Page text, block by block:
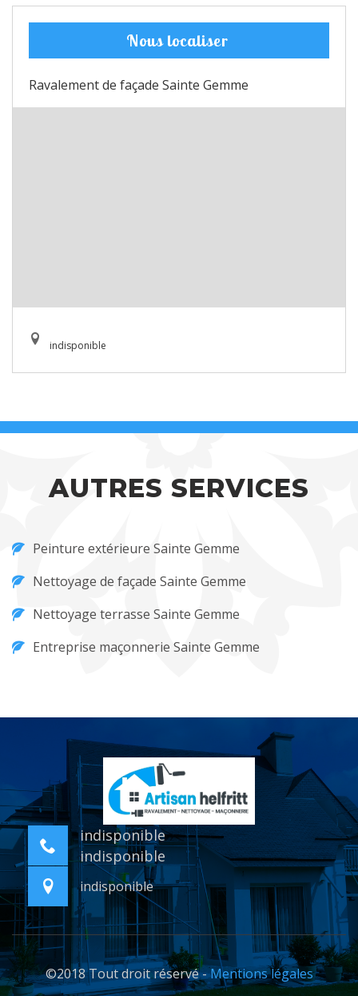
Nous localiser
Ravalement de façade Sainte Gemme
indisponible
AUTRES SERVICES
Peinture extérieure Sainte Gemme
Nettoyage de façade Sainte Gemme
Nettoyage terrasse Sainte Gemme
Entreprise maçonnerie Sainte Gemme
indisponible
indisponible
indisponible
©2018 Tout droit réservé -Mentions légales